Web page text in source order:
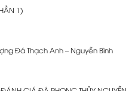
1)
Đá Thạch Anh – Nguyễn Bình